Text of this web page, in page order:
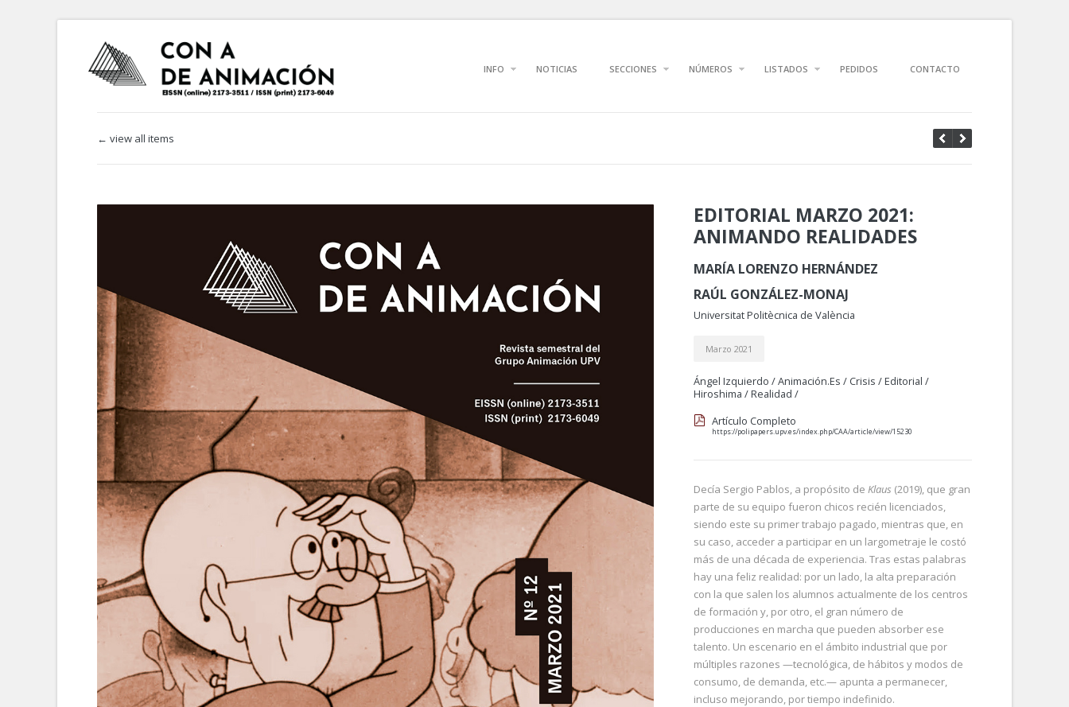
INFO NOTICIAS SECCIONES NÚMEROS LISTADOS PEDIDOS CONTACTO
← view all items
EDITORIAL MARZO 2021:
ANIMANDO REALIDADES
MARÍA LORENZO HERNÁNDEZ
RAÚL GONZÁLEZ-MONAJ
Universitat Politècnica de València
Marzo 2021
Ángel Izquierdo /Animación.es / Crisis /Editorial /
Hiroshima /Realidad /
Artículo Completo
https://polipapers.upv.es/index.php/CAA/article/view/15230
Decía Sergio Pablos, a propósito deKlaus (2019), que gran
parte de su equipo fueron chicos recién licenciados,
siendo este su primer trabajo pagado, mientras que, en
su caso, acceder a participar en un largometraje le costó
más de una década de experiencia. Tras estas palabras
hay una feliz realidad: por un lado, la alta preparación
con la que salen los alumnos actualmente de los centros
de formación y, por otro, el gran número de
producciones en marcha que pueden absorber ese
talento. Un escenario en el ámbito industrial que por
múltiples razones —tecnológica, de hábitos y modos de
consumo, de demanda, etc.— apunta a permanecer,
incluso mejorando, por tiempo indefinido.